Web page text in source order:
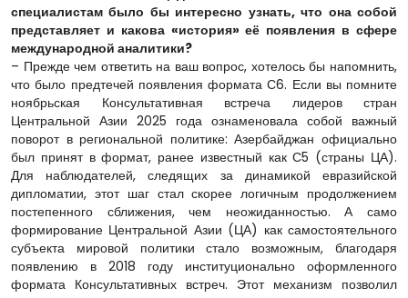
специалистам было бы интересно узнать, что она собой
представляет и какова «история» её появления в сфере
международной аналитики?
– Прежде чем ответить на ваш вопрос, хотелось бы напомнить,
что было предтечей появления формата С6. Если вы помните
ноябрьская Консультативная встреча лидеров стран
Центральной Азии 2025 года ознаменовала собой важный
поворот в региональной политике: Азербайджан официально
был принят в формат, ранее известный как С5 (страны ЦА).
Для наблюдателей, следящих за динамикой евразийской
дипломатии, этот шаг стал скорее логичным продолжением
постепенного сближения, чем неожиданностью. А само
формирование Центральной Азии (ЦА) как самостоятельного
субъекта мировой политики стало возможным, благодаря
появлению в 2018 году институционально оформленного
формата Консультативных встреч. Этот механизм позволил